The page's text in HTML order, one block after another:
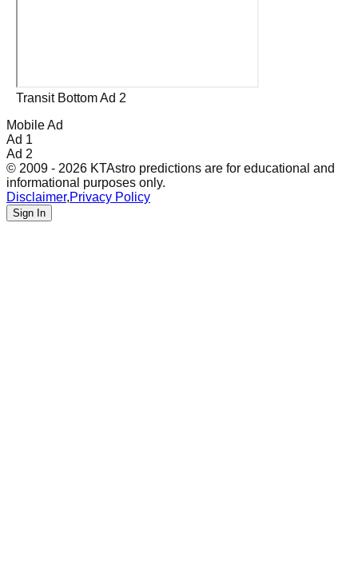
Transit Bottom Ad 2
Mobile Ad
Ad 1
Ad 2
© 2009 - 2026 KTAstro predictions are for educational and
informational purposes only.
Disclaimer,Privacy Policy
Sign In